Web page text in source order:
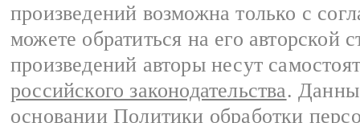
произведений возможна только с
можете обратиться на его авторской
произведений авторы несут
российского законодательства.
основании Политики обработки